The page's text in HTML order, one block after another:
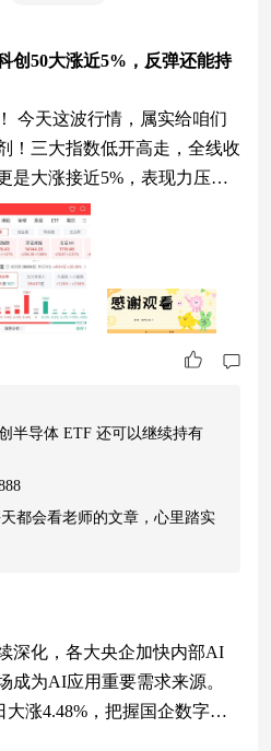
创50大涨近5%，反弹还能持
今天这波行情，属实给咱们
！三大指数低开高走，全线收
是大涨接近5%，表现力压全
2.68万亿，相比昨天直接放量
个股飘红、百股涨停，久违的
！ 不少家人都在问，今天市
实是多重利好凑到一起共振
氛，隔夜美股科技、半导体
龙头交出超预期财
半导体 ETF 还可以继续持有
都会看老师的文章，心里踏实
深化，各大央企加快内部AI
成为AI应用重要需求来源。
涨4.48%，把握国企数字化A
单增量助力净值走高。 信澳